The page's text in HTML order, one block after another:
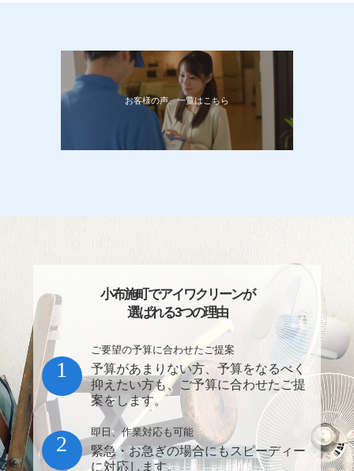
お客様の声、一覧はこちら
小布施町でアイワクリーンが
選ばれる3つの理由
ご要望の予算に合わせたご提案
予算があまりない方、予算をなるべく
抑えたい方も、ご予算に合わせたご提
案をします。
1
即日、作業対応も可能
緊急・お急ぎの場合にもスピーディー
に対応します。
2